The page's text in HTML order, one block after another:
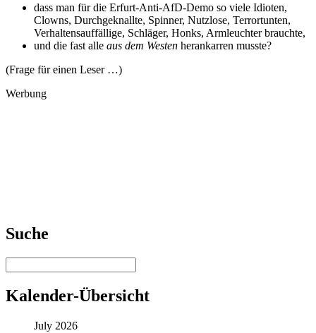
dass man für die Erfurt-Anti-AfD-Demo so viele Idioten,
Clowns, Durchgeknallte, Spinner, Nutzlose, Terrortunten,
Verhaltensauffällige, Schläger, Honks, Armleuchter brauchte,
und die fast alle aus dem Westen herankarren musste?
(Frage für einen Leser …)
Werbung
Suche
Kalender-Übersicht
July 2026